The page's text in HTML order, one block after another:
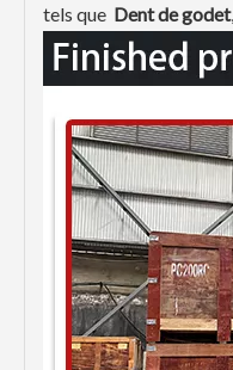
tels que Dent de godet,